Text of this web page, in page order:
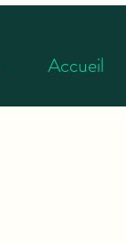
Accueil